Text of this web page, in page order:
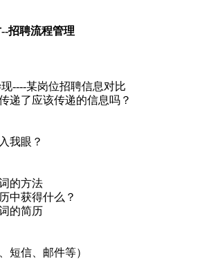
招聘流程管理
----某岗位招聘信息对比
递了应该传递的信息吗？
我眼？
的方法
中获得什么？
的简历
短信、邮件等）